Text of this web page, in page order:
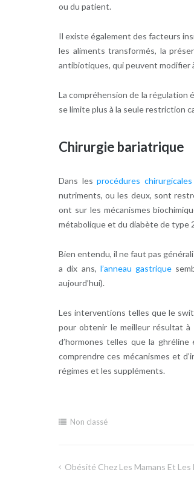
ou du patient.
Il existe également des facteurs
les aliments transformés, la
antibiotiques, qui peuvent modifier
La compréhension de la régulation
se limite plus à la seule restriction
Chirurgie bariatrique
Dans lesprocédures
nutriments, ou les deux, sont
ont sur les mécanismes
métabolique et du diabète de type
Bien entendu, il ne faut pas
a dix ans, l’anneau gastrique
aujourd’hui).
Les interventions telles que le
pour obtenir le meilleur résultat
d’hormones telles que la
comprendre ces mécanismes et
régimes et les suppléments.
Non classé
Navigation
Obésité Chez Les Mamans Et Les